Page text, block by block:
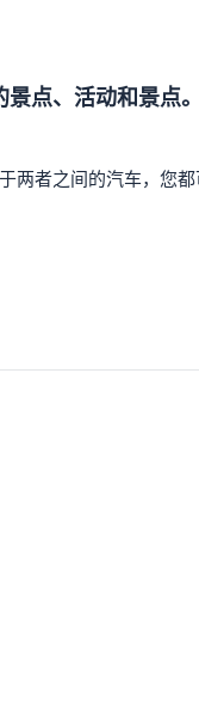
点、活动和景点
者之间的汽车，您都